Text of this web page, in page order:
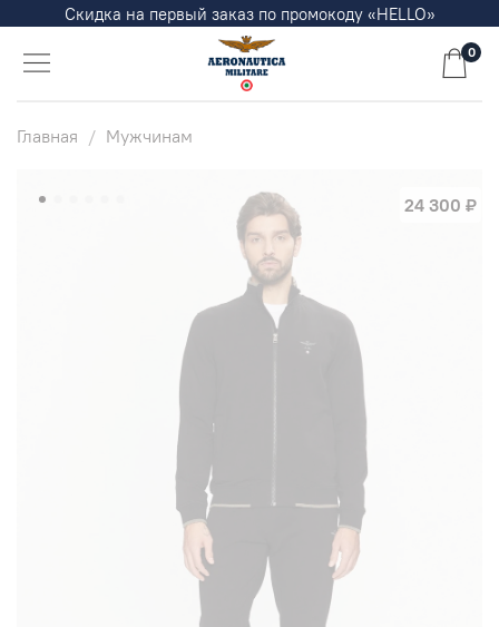
Скидка на первый заказ по промокоду «HELLO»
0
Главная Мужчинам
24 300 ₽